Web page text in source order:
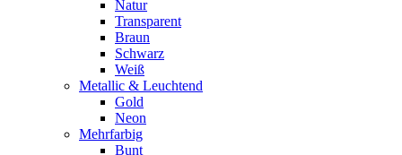
Natur
Transparent
Braun
Schwarz
Weiß
Metallic & Leuchtend
Gold
Neon
Mehrfarbig
Bunt